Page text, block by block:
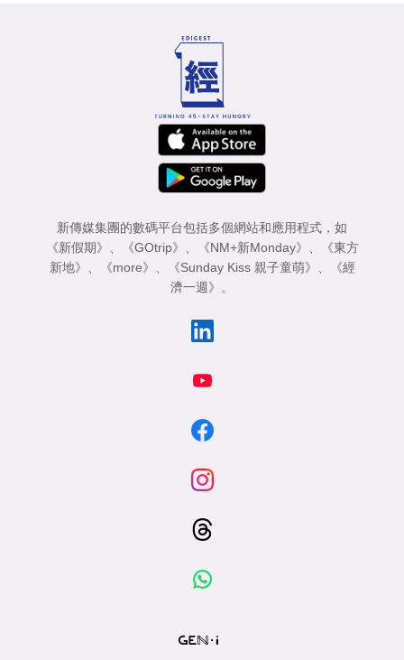
新傳媒集團的數碼平台包括多個網站和應用程式，如
《新假期》
《GOtrip》 《NM+新Monday》
《東方
新地》
《more》 《Sunday Kiss 親子童萌》
《經
濟一週》
。